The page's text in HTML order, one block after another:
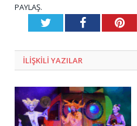
PAYLAŞ.
TwitterFacebook
ILIŞKILI YAZILAR